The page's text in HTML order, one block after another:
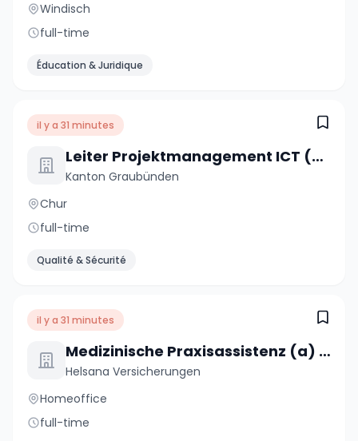
Windisch
full-time
Éducation & Juridique
il y a 31 minutes
Leiter Projektmanagement ICT (m/w/d)
Kanton Graubünden
Chur
full-time
Qualité & Sécurité
il y a 31 minutes
Medizinische Praxisassistenz (a) 80%
Helsana Versicherungen
Homeoffice
full-time